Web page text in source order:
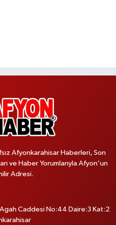
Afyonkarahisar Haberleri, Son
ve Haber Yorumlarıyla Afyon'un
Adresi.
Agah Caddesi No:44 Daire:3 Kat:2